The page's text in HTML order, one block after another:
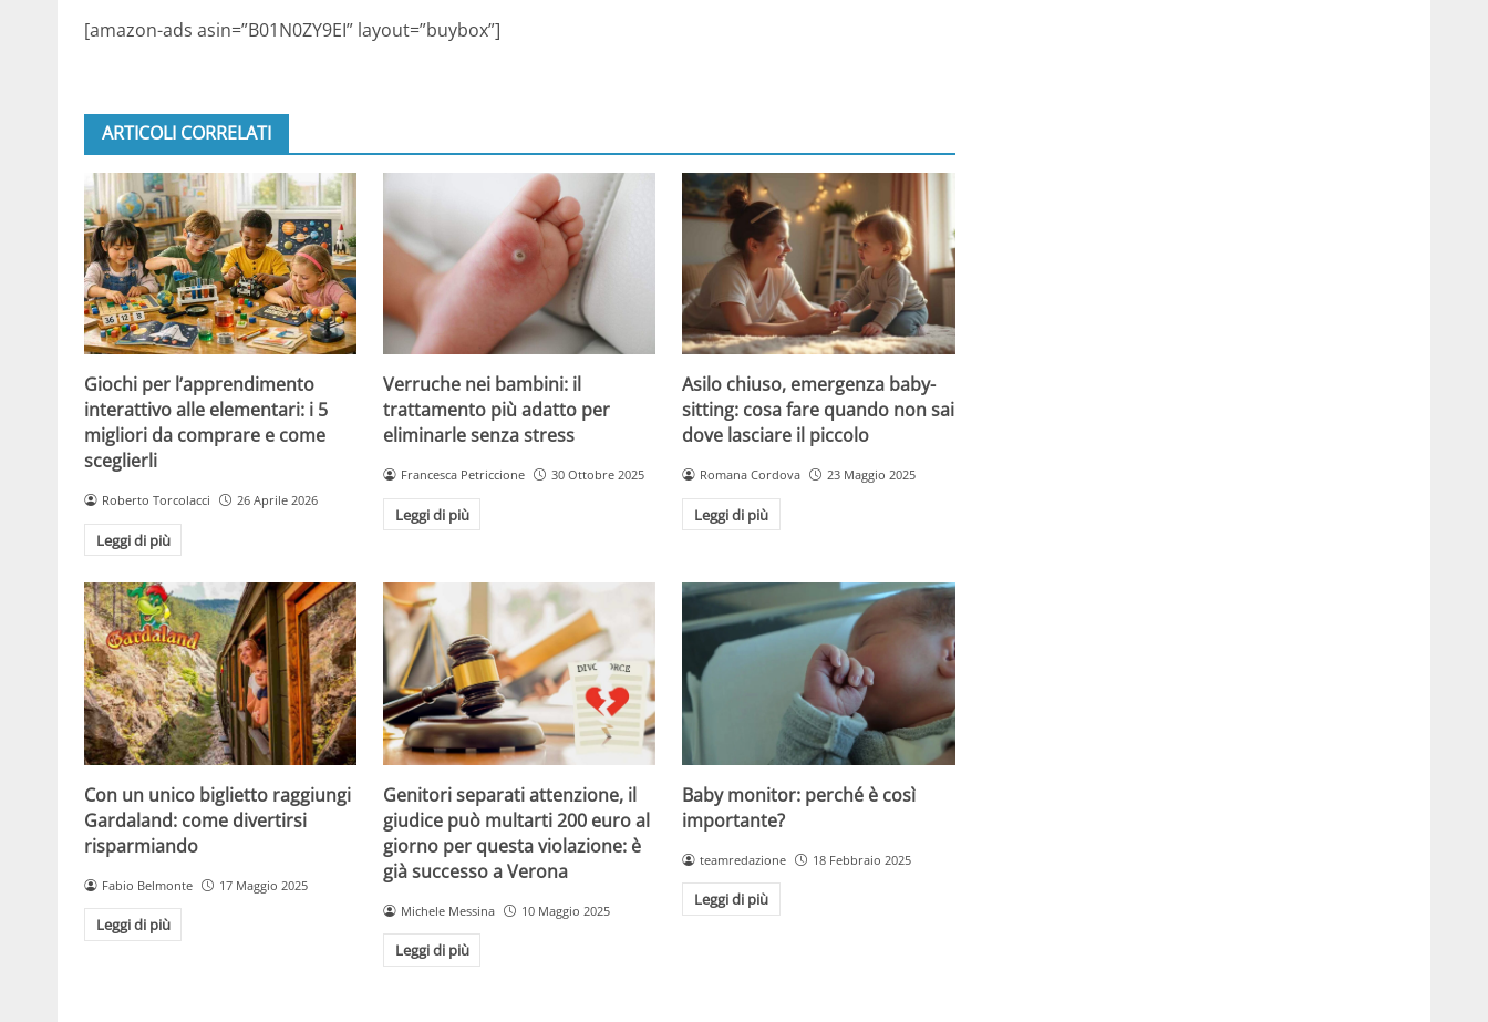
[amazon-ads asin=”B01N0ZY9EI” layout=”buybox”]
ARTICOLI CORRELATI
Giochi per l’apprendimento
interattivo alle elementari: i 5
migliori da comprare e come
sceglierli
Roberto Torcolacci 26 Aprile 2026
Leggi di più
Verruche nei bambini: il
trattamento più adatto per
eliminarle senza stress
Francesca Petriccione 30 Ottobre 2025
Leggi di più
Asilo chiuso, emergenza baby-
sitting: cosa fare quando non sai
dove lasciare il piccolo
Romana Cordova 23 Maggio 2025
Leggi di più
Con un unico biglietto raggiungi
Gardaland: come divertirsi
risparmiando
Fabio Belmonte 17 Maggio 2025
Leggi di più
Genitori separati attenzione, il
giudice può multarti 200 euro al
giorno per questa violazione: è
già successo a Verona
Michele Messina 10 Maggio 2025
Leggi di più
Baby monitor: perché è così
importante?
teamredazione 18 Febbraio 2025
Leggi di più